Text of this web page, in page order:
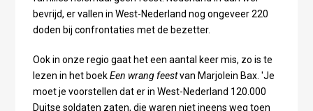
bevrijd, er vallen in West-Nederland nog ongeveer 220
doden bij confrontaties met de bezetter.
Ook in onze regio gaat het een aantal keer mis, zo is te
lezen in het boekEen wrang feestvan Marjolein Bax. 'Je
moet je voorstellen dat er in West-Nederland 120.000
Duitse soldaten zaten, die waren niet ineens weg toen